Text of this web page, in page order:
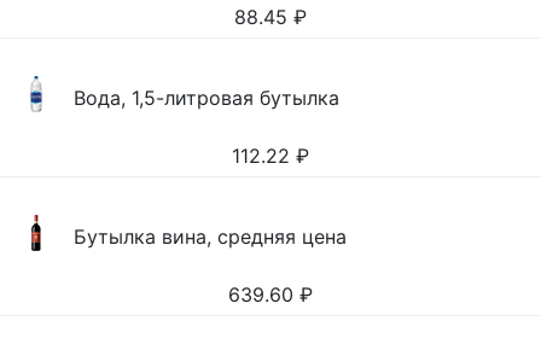
88.45 ₽
Вода, 1,5-литровая бутылка
112.22 ₽
Бутылка вина, средняя цена
639.60 ₽